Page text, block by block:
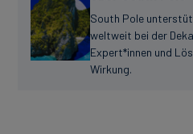
South Pole
weltweit bei der
Expert*innen und
Wirkung.